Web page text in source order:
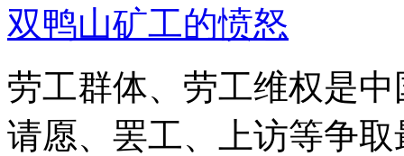
双鸭山矿工的愤怒
劳工群体、劳工维权是
请愿、罢工、上访等争